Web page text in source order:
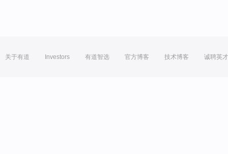
关于有道 Investors 有道智选 官方博客 技术博客 诚聘英才